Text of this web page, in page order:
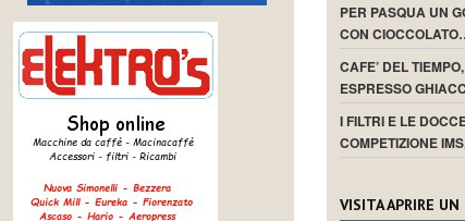
PER PASQUA UN
CON
CAFE’ DEL
ESPRESSO
I FILTRI E LE
COMPETIZIONE
VISITA APRIRE UN